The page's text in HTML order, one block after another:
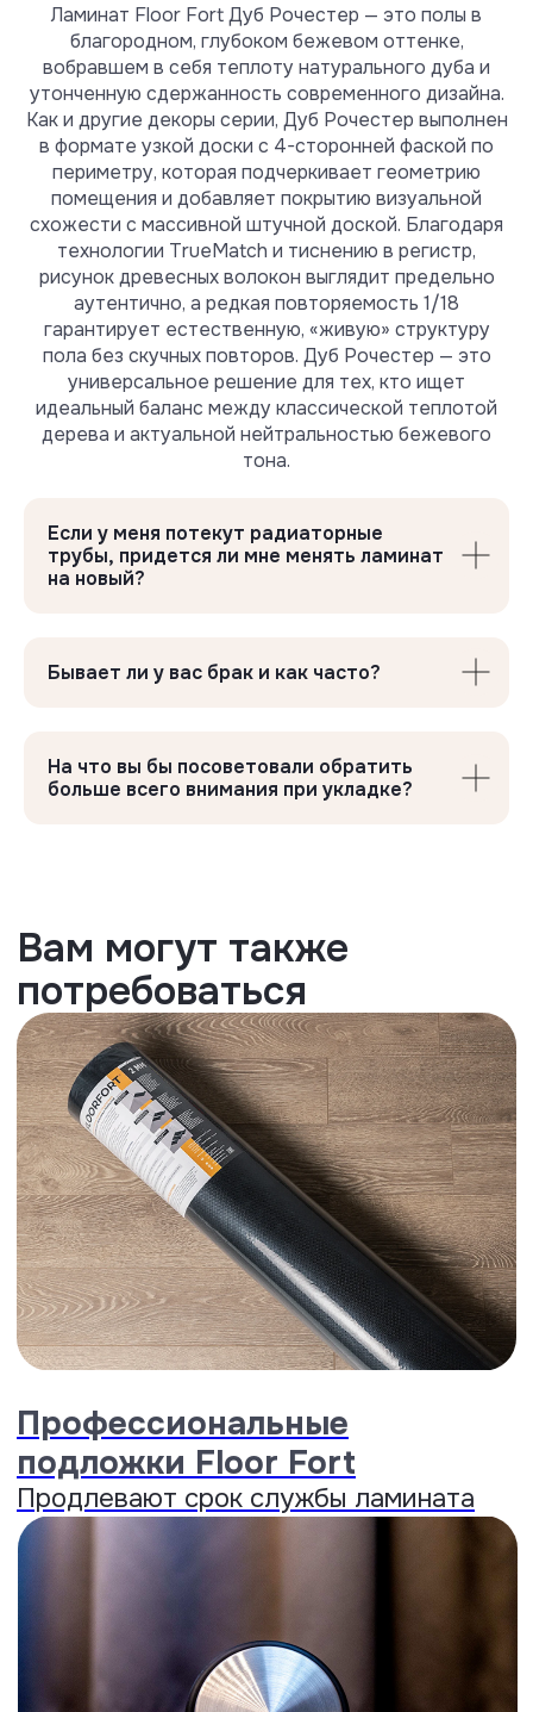
Ламинат Floor Fort Дуб Рочестер — это полы в
благородном, глубоком бежевом оттенке,
вобравшем в себя теплоту натурального дуба и
утонченную сдержанность современного дизайна.
Как и другие декоры серии, Дуб Рочестер выполнен
в формате узкой доски с 4-сторонней фаской по
периметру, которая подчеркивает геометрию
помещения и добавляет покрытию визуальной
схожести с массивной штучной доской. Благодаря
технологии TrueMatch и тиснению в регистр,
рисунок древесных волокон выглядит предельно
аутентично, а редкая повторяемость 1/18
гарантирует естественную, «живую» структуру
пола без скучных повторов. Дуб Рочестер — это
универсальное решение для тех, кто ищет
идеальный баланс между классической теплотой
дерева и актуальной нейтральностью бежевого
тона.
Если у меня потекут радиаторные
трубы, придется ли мне менять ламинат
на новый?
Бывает ли у вас брак и как часто?
На что вы бы посоветовали обратить
больше всего внимания при укладке?
Вам могут также
потребоваться
Профессиональные
подложки Floor Fort
Дверные ограничители
Преимущества
WaxSeal
Запечатывание горячим воском.
До 100 часов защиты от влаги...
Раскрыть
Water Friendly
10,1%,один из лучших на
российском рынке...
Раскрыть
после сильного